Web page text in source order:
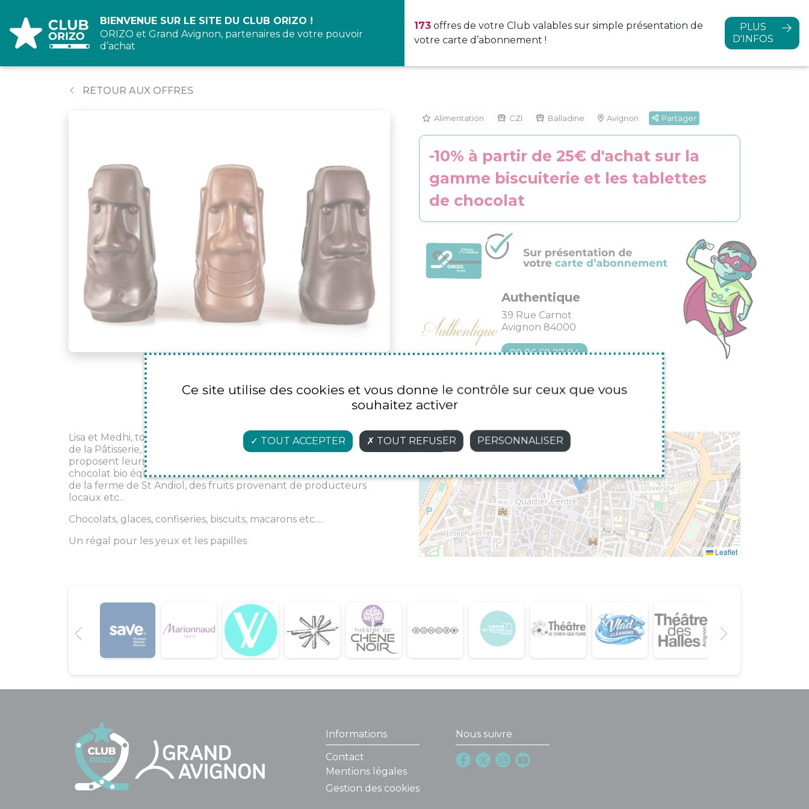
BIENVENUE SUR LE SITE DU CLUB ORIZO !
ORIZO et Grand Avignon, partenaires de votre pouvoir
d’achat
173 offres de votre Club valables sur simple présentation de
votre carte d’abonnement !
PLUS
D'INFOS
RETOUR AUX OFFRES
Alimentation CZI Balladine Avignon Partager
-10% à partir de 25€ d'achat sur la
gamme biscuiterie et les tablettes
de chocolat
Authentique
39 Rue Carnot
Avignon 84000
09 86 69 27 84
Lisa et Medhi, tous deux diplomés de l'Ecole Nationale Supérieure
de la Pâtisserie, vous recoivent dans leur boutique atelier et vous
proposent leurs créations authentiques réalisées à partir de
chocolat bio équitable, de noisettes du Piemont IGP, du lait entier
de la ferme de St Andiol, des fruits provenant de producteurs
locaux etc...
Chocolats, glaces, confiseries, biscuits, macarons etc.....
Un régal pour les yeux et les papilles
Authentique
+
Leaflet
Informations
Contact
Mentions légales
Gestion des cookies
Nous suivre
Ce site utilise des cookies et vous donne le contrôle sur ceux que vous
souhaitez activer
TOUT ACCEPTER TOUT REFUSER PERSONNALISER